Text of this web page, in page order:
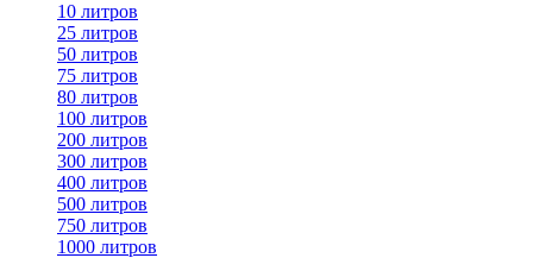
10 литров
25 литров
50 литров
75 литров
80 литров
100 литров
200 литров
300 литров
400 литров
500 литров
750 литров
1000 литров